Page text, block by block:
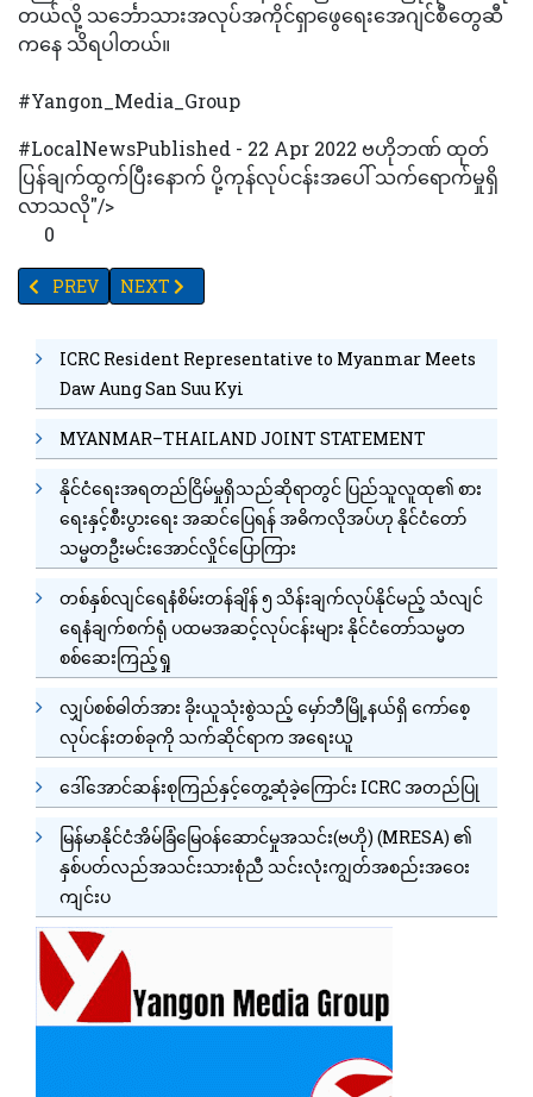
တယ်လို့ သင်္ဘောသားအလုပ်အကိုင်ရှာဖွေရေးအေဂျင်စီတွေဆီ
ကနေ သိရပါတယ်။
#Yangon_Media_Group
#LocalNewsPublished - 22 Apr 2022 ဗဟိုဘဏ် ထုတ်
ပြန်ချက်ထွက်ပြီးနောက် ပို့ကုန်လုပ်ငန်းအပေါ် သက်ရောက်မှုရှိ
လာသလို"/>
0
PREVIOUS ARTICLE: အရည်သွေးမြင့် ကော်ဖီစိုက်ပျိုးထုတ်လုပ်
PREV NEXT ARTICLE: ရတနာပုံဥယျာဉ်ကို အပန်းဖြေအနား
NEXT
ICRC Resident Representative to Myanmar Meets
Daw Aung San Suu Kyi
MYANMAR–THAILAND JOINT STATEMENT
နိုင်ငံရေးအရတည်ငြိမ်မှုရှိသည်ဆိုရာတွင် ပြည်သူလူထု၏ စား
ရေးနှင့်စီးပွားရေး အဆင်ပြေရန် အဓိကလိုအပ်ဟု နိုင်ငံတော်
သမ္မတဦးမင်းအောင်လှိုင်ပြောကြား
တစ်နှစ်လျင်ရေနံစိမ်းတန်ချိန် ၅ သိန်းချက်လုပ်နိုင်မည့် သံလျင်
ရေနံချက်စက်ရုံ ပထမအဆင့်လုပ်ငန်းများ နိုင်ငံတော်သမ္မတ
စစ်ဆေးကြည့်ရှု
လျှပ်စစ်ဓါတ်အား ခိုးယူသုံးစွဲသည့် မှော်ဘီမြို့နယ်ရှိ ကော်စေ့
လုပ်ငန်းတစ်ခုကို သက်ဆိုင်ရာက အရေးယူ
ဒေါ်အောင်ဆန်းစုကြည်နှင့်တွေ့ဆုံခဲ့ကြောင်း ICRC အတည်ပြု
မြန်မာနိုင်ငံအိမ်ခြံမြေဝန်ဆောင်မှုအသင်း(ဗဟို) (MRESA) ၏
နှစ်ပတ်လည်အသင်းသားစုံညီ သင်းလုံးကျွတ်အစည်းအဝေး
ကျင်းပ